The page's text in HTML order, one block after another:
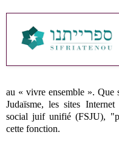
au « vivre ensemble ». Que
Judaïsme, les sites Internet
social juif unifié (FSJU),
cette fonction.